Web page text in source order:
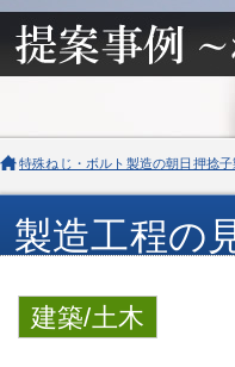
特殊ねじ・ボルト製造の朝日押捻
製造工程の
建築/土木